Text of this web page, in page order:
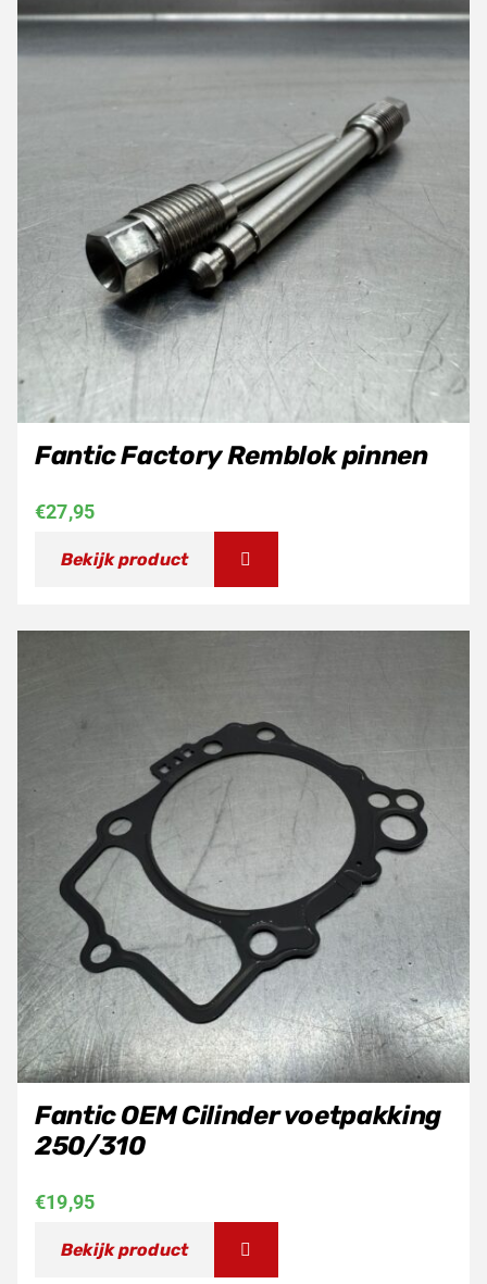
Fantic Factory Remblok pinnen
€27,95
Bekijk product
Fantic OEM Cilinder voetpakking
250/310
€19,95
Bekijk product